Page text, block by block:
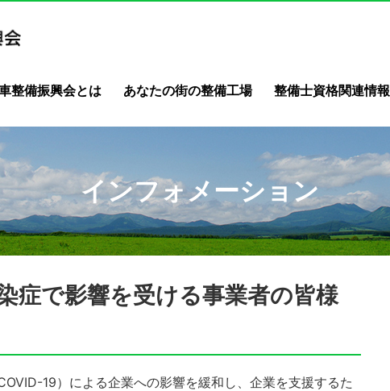
整備振興会とは あなたの街の整備工場 整備士資格関連情報
インフォメーション
症で影響を受ける事業者の皆様
19）による企業への影響を緩和し、企業を支援するた